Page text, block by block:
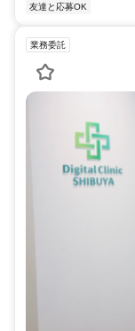
友達と応募OK
業務委託